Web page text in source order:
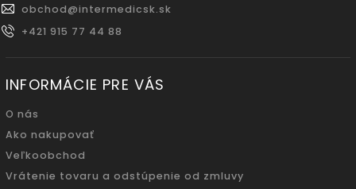
obchod@intermedicsk.sk
+421 915 77 44 88
INFORMÁCIE PRE VÁS
O nás
Ako nakupovať
Veľkoobchod
Vrátenie tovaru a odstúpenie od zmluvy